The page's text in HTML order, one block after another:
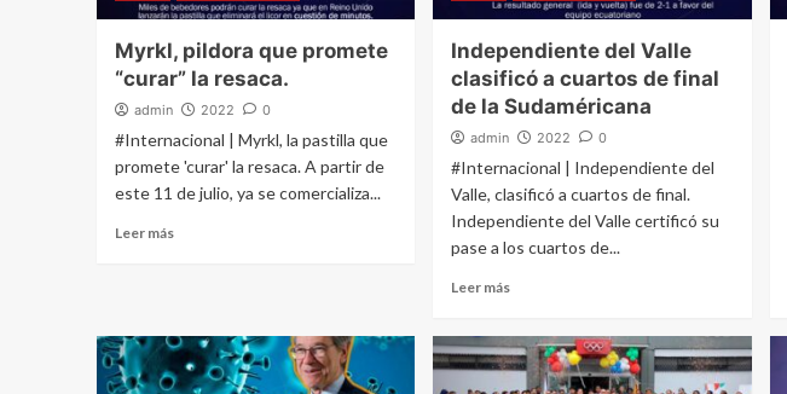
Myrkl, pildora que promete
“curar” la resaca.
admin 2022 0
#Internacional | Myrkl, la pastilla que
promete 'curar' la resaca. A partir de
este 11 de julio, ya se comercializa...
Leer más
Independiente del Valle
clasificó a cuartos de final
de la Sudaméricana
admin 2022 0
#Internacional | Independiente del
Valle, clasificó a cuartos de final.
Independiente del Valle certificó su
pase a los cuartos de...
Leer más